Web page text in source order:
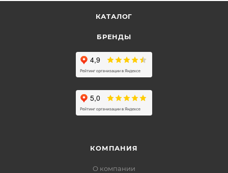
КАТАЛОГ
БРЕНДЫ
КОМПАНИЯ
О компании